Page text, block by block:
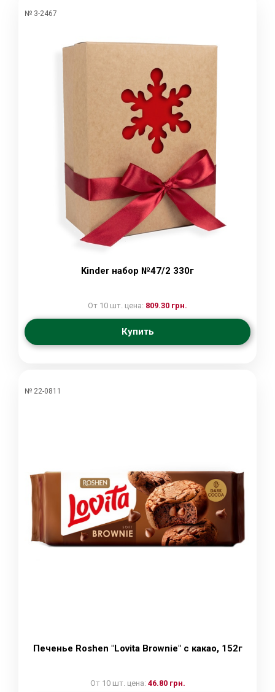
№ 3-2467
Kinder набор №47/2 330г
От 10 шт. цена: 809.30 грн.
Купить
№ 22-0811
Печенье Roshen "Lovita Brownie" с какао, 152г
От 10 шт. цена: 46.80 грн.